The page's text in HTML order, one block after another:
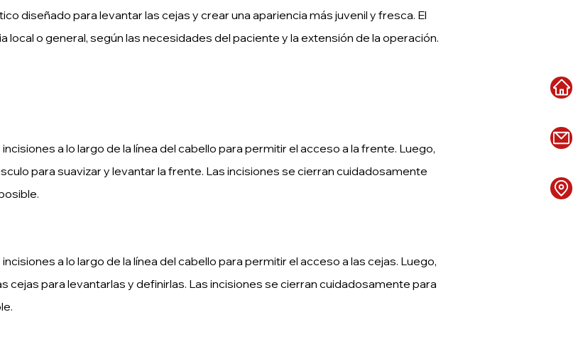
diseñado para levantar las cejas y crear una apariencia más juvenil y fresca. El
o general, según las necesidades del paciente y la extensión de la operación.
a lo largo de la línea del cabello para permitir el acceso a la frente. Luego,
para suavizar y levantar la frente. Las incisiones se cierran cuidadosamente
a lo largo de la línea del cabello para permitir el acceso a las cejas. Luego,
cejas para levantarlas y definirlas. Las incisiones se cierran cuidadosamente para